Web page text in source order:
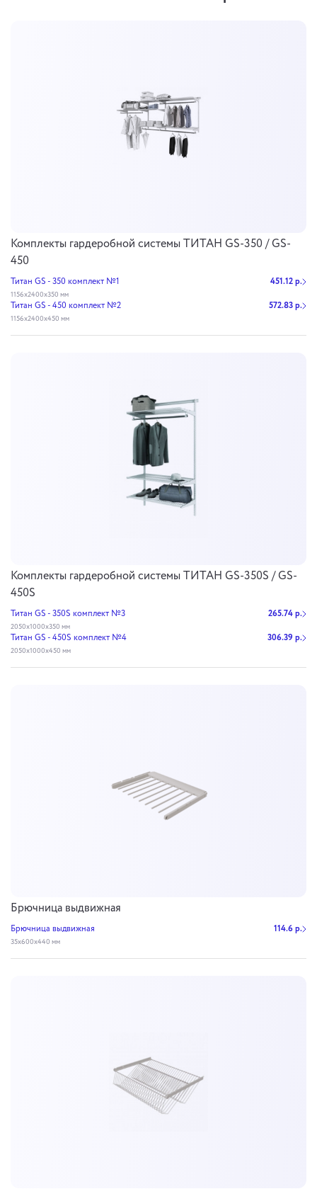
Комплекты гардеробной системы ТИТАН GS-350 / GS-
450
Титан GS - 350 комплект №1 451.12 р.
1156x2400x350 мм
Титан GS - 450 комплект №2 572.83 р.
1156x2400x450 мм
Комплекты гардеробной системы ТИТАН GS-350S / GS-
450S
Титан GS - 350S комплект №3 265.74 р.
2050x1000x350 мм
Титан GS - 450S комплект №4 306.39 р.
2050x1000x450 мм
Брючница выдвижная
Брючница выдвижная 114.6 р.
35х600х440 мм